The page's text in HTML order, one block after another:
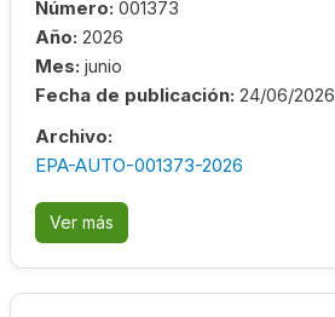
Número: 001373
Año: 2026
Mes: junio
Fecha de publicación: 24/06/2026
Archivo:
EPA-AUTO-001373-2026
Ver más